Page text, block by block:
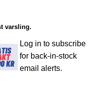
varsling.
Log in to subscribe
for back-in-stock
email alerts.